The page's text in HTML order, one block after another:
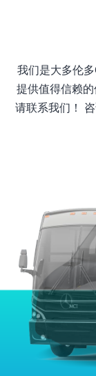
我们是大多伦
提供值得信赖
请联系我们！